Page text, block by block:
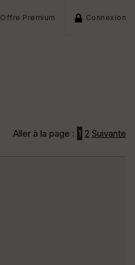
Offre Premium Connexion
Aller à la page : 1 2 Suivante